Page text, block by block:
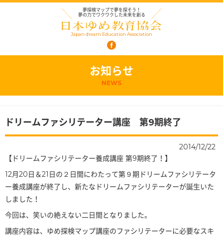
夢探検マップで夢を探そう！
夢の力でワクワクした未来を創る
Japan dream Education Association
お知らせ
NEWS
ドリームファシリテーター講座 第9期終了
2014/12/22
【ドリームファシリテーター養成講座 第9期終了！】
12月20日＆21日の２日間にわたって第９期ドリームファシリテータ
ー養成講座が終了し、新たなドリームファシリテーターが誕生いた
しました！
今回は、笑いの絶えない二日間となりました。
講座内容は、ゆめ探検マップ講座のファシリテーターに必要なスキ